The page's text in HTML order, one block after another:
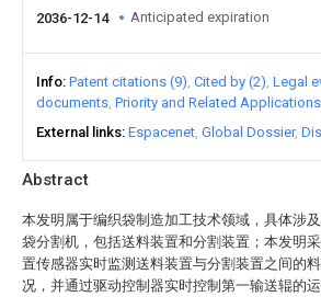
Abstract
本发明属于编织袋制造加工技术领域，具体涉
袋分割机，包括送料装置和分割装置；本发明
置传感器实时监测送料装置与分割装置之间的
况，并通过驱动控制器实时控制第一输送辊的运
2036-12-14 Anticipated expiration
Info Patent citations (9) Cited by (2) Legal
documents Priority and Related Applications
External links Espacenet Global Dossier